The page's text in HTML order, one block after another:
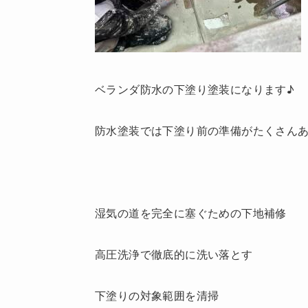
ベランダ防水の下塗り塗装になります♪
防水塗装では下塗り前の準備がたくさん
湿気の道を完全に塞ぐための下地補修
高圧洗浄で徹底的に洗い落とす
下塗りの対象範囲を清掃